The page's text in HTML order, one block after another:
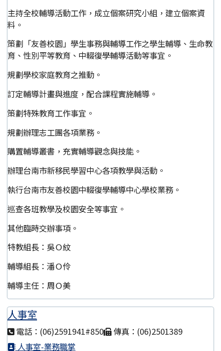
主持全校輔導活動工作，成立個案研究小組，建立個案資
料。
策劃「友善校園」學生事務與輔導工作之學生輔導、生命教
育、性別平等教育、中輟復學輔導活動等事宜。
規劃學校家庭教育之推動。
訂定輔導計畫與進度，配合課程實施輔導。
策劃特殊教育工作事宜。
規劃辦理志工團各項業務。
購置輔導叢書，充實輔導觀念與技能。
辦理台南市新移民學習中心各項教學與活動。
執行台南市友善校園中輟復學輔導中心學校業務。
巡查各班教學及校園安全等事宜。
其他臨時交辦事項。
特教組長：吳Ｏ紋
輔導組長：潘Ｏ伶
輔導主任：周Ｏ美
人事室
電話：(06)2591941#850
傳真：(06)2501389
人事室-業務職掌